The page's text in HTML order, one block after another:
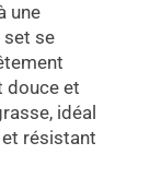
une
set se
douce et
idéal
résistant